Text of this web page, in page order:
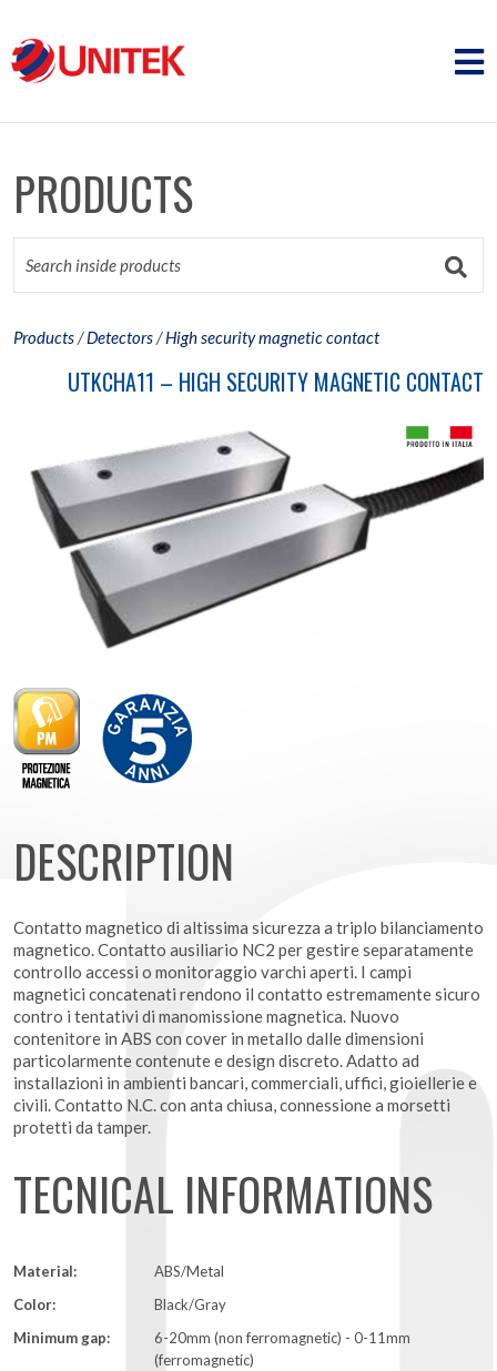
PRODUCTS
Products/Detectors/High security magnetic contact
UTKCHA11 – HIGH SECURITY MAGNETIC CONTACT
DESCRIPTION
Contatto magnetico di altissima sicurezza a triplo bilanciamento
magnetico. Contatto ausiliario NC2 per gestire separatamente
controllo accessi o monitoraggio varchi aperti. I campi
magnetici concatenati rendono il contatto estremamente sicuro
contro i tentativi di manomissione magnetica. Nuovo
contenitore in ABS con cover in metallo dalle dimensioni
particolarmente contenute e design discreto. Adatto ad
installazioni in ambienti bancari, commerciali, uffici, gioiellerie e
civili. Contatto N.C. con anta chiusa, connessione a morsetti
protetti da tamper.
TECNICAL INFORMATIONS
Material:
ABS/Metal
Color:
Black/Gray
Minimum gap:
6-20mm (non ferromagnetic) - 0-11mm
(ferromagnetic)